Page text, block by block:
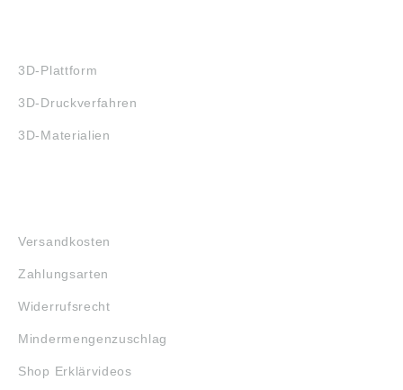
3D-Plattform
3D-Druckverfahren
3D-Materialien
Versandkosten
Zahlungsarten
Widerrufsrecht
Mindermengenzuschlag
Shop Erklärvideos